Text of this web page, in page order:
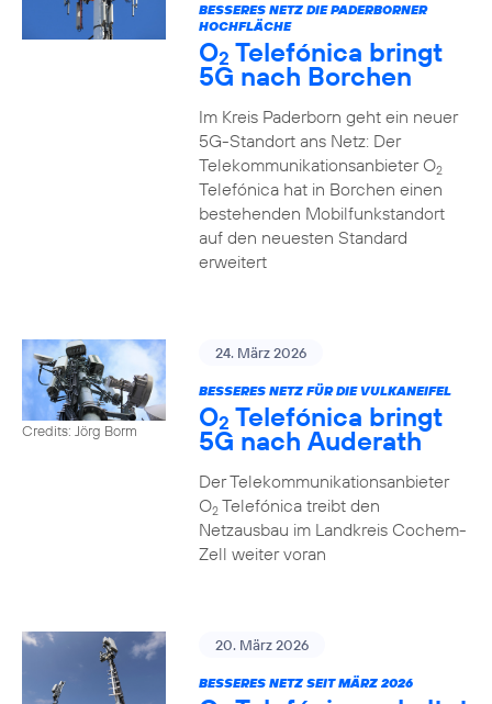
BESSERES NETZ DIE PADERBORNER
HOCHFLÄCHE
O2 Telefónica bringt
5G nach Borchen
Im Kreis Paderborn geht ein neuer
5G-Standort ans Netz: Der
Telekommunikationsanbieter O2
Telefónica hat in Borchen einen
bestehenden Mobilfunkstandort
auf den neuesten Standard
erweitert
Credits: Jörg Borm
24. März 2026
BESSERES NETZ FÜR DIE VULKANEIFEL
O2 Telefónica bringt
5G nach Auderath
Der Telekommunikationsanbieter
O2Telefónica treibt den
Netzausbau im Landkreis Cochem-
Zell weiter voran
20. März 2026
BESSERES NETZ SEIT MÄRZ 2026